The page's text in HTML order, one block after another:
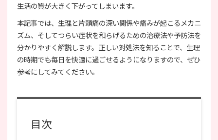
生活の質が大きく下がってしまいます。
本記事では、生理と片頭痛の深い関係や痛みが起こるメカニ
ズム、そしてつらい症状を和らげるための治療法や予防法を
分かりやすく解説します。正しい対処法を知ることで、生理
の時期でも毎日を快適に過ごせるようになりますので、ぜひ
参考にしてみてください。
目次